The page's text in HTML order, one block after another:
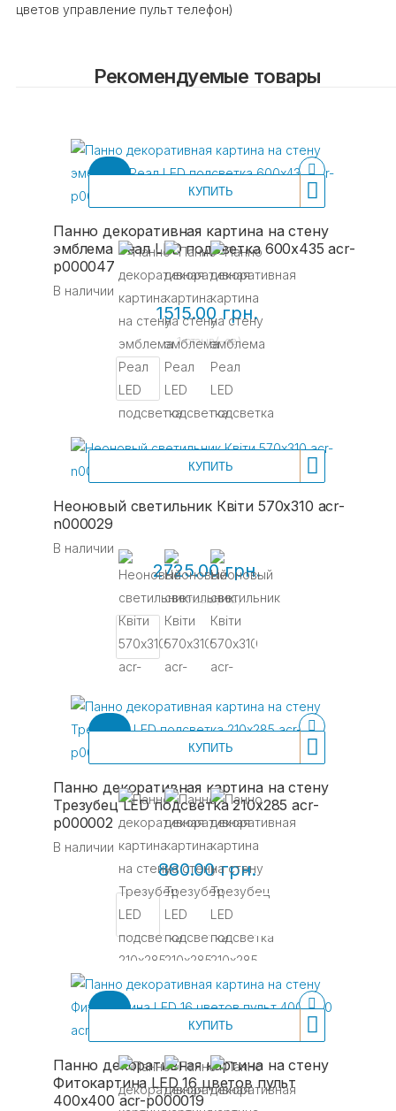
цветов управление пульт телефон)
Рекомендуемые товары
КУПИТЬ
Панно декоративная картина на стену
эмблема Реал LED подсветка 600х435 acr-
p000047
В наличии
1515.00 грн.
1 отзыв(-ов)
КУПИТЬ
Неоновый светильник Квіти 570х310 acr-
n000029
В наличии
2725.00 грн.
1 отзыв(-ов)
КУПИТЬ
Панно декоративная картина на стену
Трезубец LED подсветка 210x285 acr-
p000002
В наличии
880.00 грн.
КУПИТЬ
Панно декоративная картина на стену
Фитокартина LED 16 цветов пульт
400x400 acr-p000019